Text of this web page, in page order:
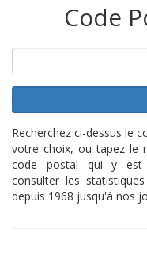
Code
Recherchez ci-dessus le
votre choix, ou tapez le
code postal qui y est
consulter les
depuis 1968 jusqu'à nos